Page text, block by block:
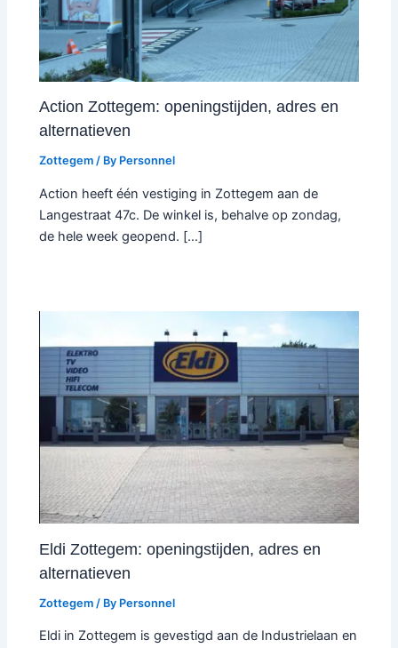
Action Zottegem: openingstijden, adres en
alternatieven
Zottegem / By Personnel
Action heeft één vestiging in Zottegem aan de
Langestraat 47c. De winkel is, behalve op zondag,
de hele week geopend. […]
Eldi Zottegem: openingstijden, adres en
alternatieven
Zottegem / By Personnel
Eldi in Zottegem is gevestigd aan de Industrielaan en